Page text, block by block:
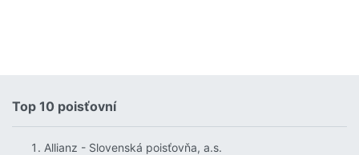
Top 10 poisťovní
Allianz - Slovenská poisťovňa, a.s.